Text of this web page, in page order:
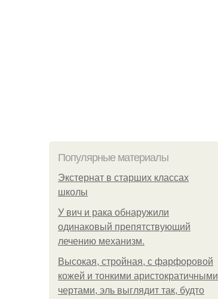
Популярные материалы
Экстернат в старших классах
школы
У вич и рака обнаружили
одинаковый препятствующий
лечению механизм.
Высокая, стройная, с фарфоровой
кожей и тонкими аристократичными
чертами, эль выглядит так, будто